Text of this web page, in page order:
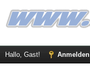
Hallo, Gast! Anmelden